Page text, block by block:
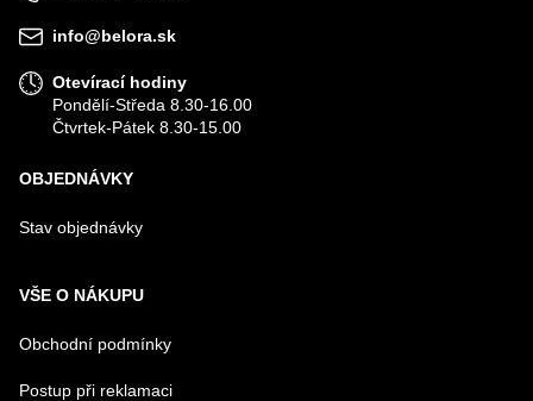
info@belora.sk
Otevírací hodiny
Pondělí-Středa 8.30-16.00
Čtvrtek-Pátek 8.30-15.00
OBJEDNÁVKY
Stav objednávky
VŠE O NÁKUPU
Obchodní podmínky
Postup při reklamaci